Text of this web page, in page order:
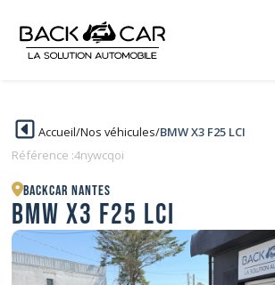
Accueil/Nos véhicules/BMW X3 F25 LCI
Référence :4nywcqoi
BACKCAR Nantes
BMW X3 F25 LCI